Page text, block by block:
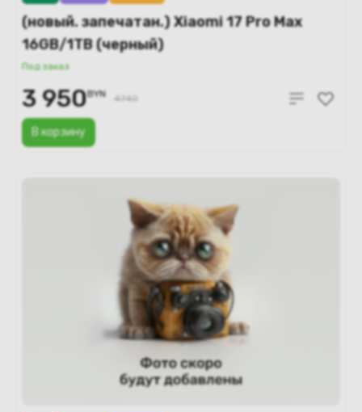
(новый. запечатан.) Xiaomi 17 Pro Max
16GB/1TB (черный)
Под заказ
В корзину
3 950BYN 4740